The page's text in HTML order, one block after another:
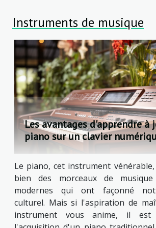
Instruments de musique
Les avantages d'apprendre à
piano sur un clavier
Le piano, cet instrument
bien des morceaux de
modernes qui ont façonné
culturel. Mais si l'aspiration de
instrument vous anime, il est